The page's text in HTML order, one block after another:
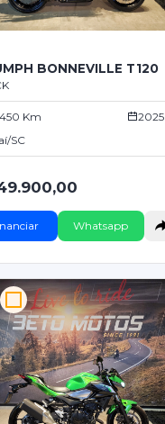
BONNEVILLE T120
Km
2025
SC
Whatsapp